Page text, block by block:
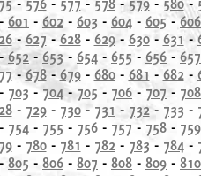
- 601 - 602 - 603 - 604 - 605- 606
- 627 - 628- 629- 630- 631 -
- 652- 653 - 654 - 655 - 656 - 657
- 678- 679- 680- 681 - 682-
- 703 -704 -705 - 706 - 707 - 708
- 729- 730- 731 - 732- 733 -
- 754 - 755 - 756 - 757 - 758 - 759
- 780- 781 - 782- 783 - 784-
- 805 - 806 - 807 - 808 - 809 - 810